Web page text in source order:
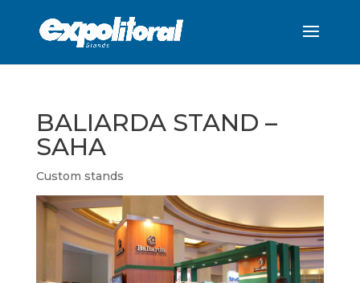
BALIARDA STAND –
SAHA
Custom stands